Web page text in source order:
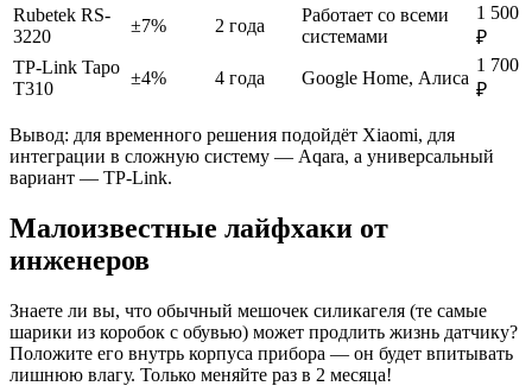
Rubetek RS-
3220
±7% 2 года
Работает со всеми
системами
1 500
₽
TP-Link Tapo
T310
±4% 4 года Google Home, Алиса
1 700
₽
Вывод: для временного решения подойдёт Xiaomi, для
интеграции в сложную систему — Aqara, а универсальный
вариант — TP-Link.
Малоизвестные лайфхаки от
инженеров
Знаете ли вы, что обычный мешочек силикагеля (те самые
шарики из коробок с обувью) может продлить жизнь датчику?
Положите его внутрь корпуса прибора — он будет впитывать
лишнюю влагу. Только меняйте раз в 2 месяца!